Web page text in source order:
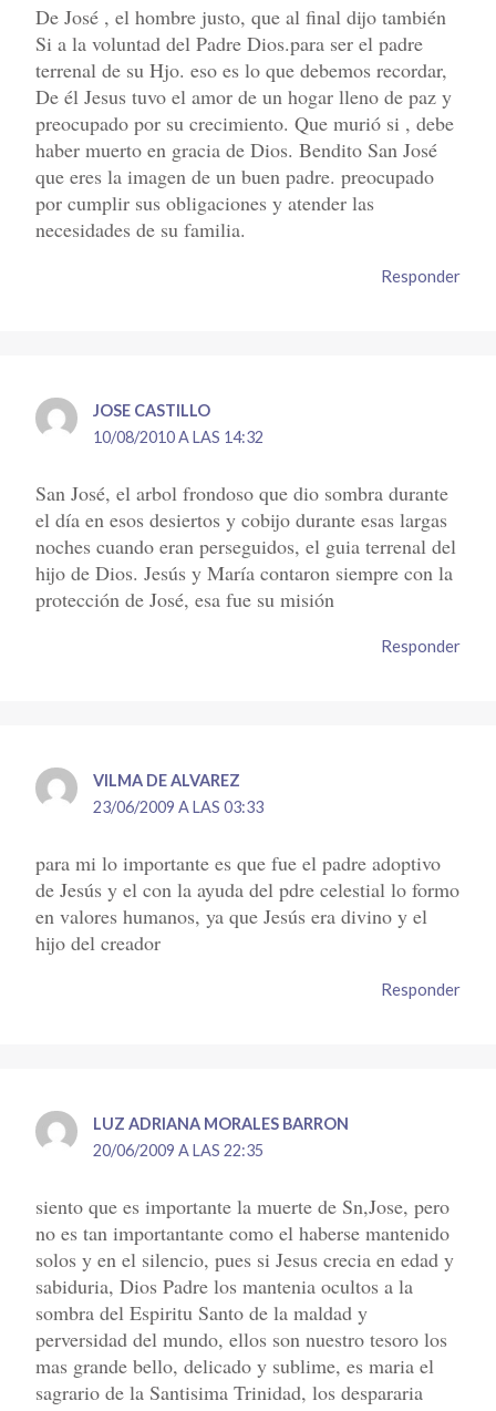
De José , el hombre justo, que al final dijo también
Si a la voluntad del Padre Dios.para ser el padre
terrenal de su Hjo. eso es lo que debemos recordar,
De él Jesus tuvo el amor de un hogar lleno de paz y
preocupado por su crecimiento. Que murió si , debe
haber muerto en gracia de Dios. Bendito San José
que eres la imagen de un buen padre. preocupado
por cumplir sus obligaciones y atender las
necesidades de su familia.
Responder
JOSE CASTILLO
10/08/2010 A LAS 14:32
San José, el arbol frondoso que dio sombra durante
el día en esos desiertos y cobijo durante esas largas
noches cuando eran perseguidos, el guia terrenal del
hijo de Dios. Jesús y María contaron siempre con la
protección de José, esa fue su misión
Responder
VILMA DE ALVAREZ
23/06/2009 A LAS 03:33
para mi lo importante es que fue el padre adoptivo
de Jesús y el con la ayuda del pdre celestial lo formo
en valores humanos, ya que Jesús era divino y el
hijo del creador
Responder
LUZ ADRIANA MORALES BARRON
20/06/2009 A LAS 22:35
siento que es importante la muerte de Sn,Jose, pero
no es tan importantante como el haberse mantenido
solos y en el silencio, pues si Jesus crecia en edad y
sabiduria, Dios Padre los mantenia ocultos a la
sombra del Espiritu Santo de la maldad y
perversidad del mundo, ellos son nuestro tesoro los
mas grande bello, delicado y sublime, es maria el
sagrario de la Santisima Trinidad, los despararia